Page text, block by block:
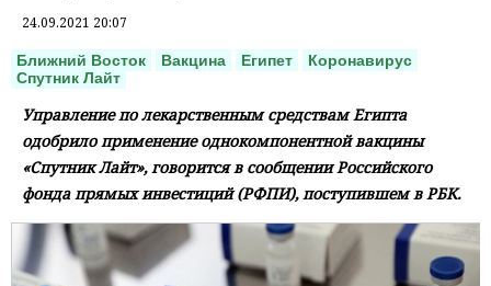
24.09.2021 20:07
Ближний Восток Вакцина Египет
Коронавирус
Спутник Лайт
Управление по лекарственным средствам Египта
одобрило применение однокомпонентной вакцины
«Спутник Лайт», говорится в сообщении Российского
фонда прямых инвестиций (РФПИ), поступившем в РБК.